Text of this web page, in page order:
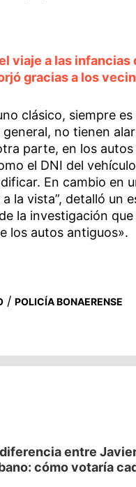
viaje a las infancias
gracias a los
clásico, siempre
no tienen
parte, en los autos
el DNI del
En cambio en
la vista”, detalló un
la investigación
los autos antiguos».
/ POLICÍA BONAERENSE
entre
cómo votaría